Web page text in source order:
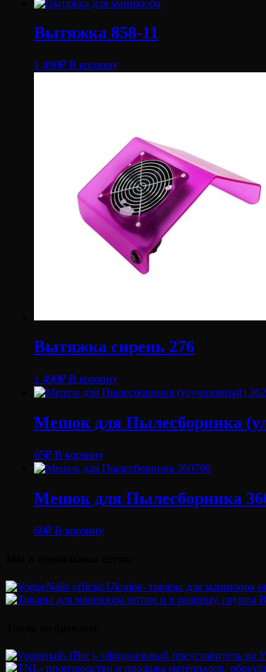
Вытяжка 858-11
1 490₽ В корзину
Вытяжка сирень 276
1 490₽ В корзину
Мешок для Пылесборника
65₽ В корзину
Мешок для Пылесборника
60₽ В корзину